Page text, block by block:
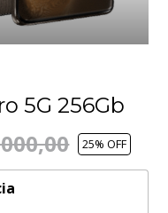
5G 256Gb
25% OFF